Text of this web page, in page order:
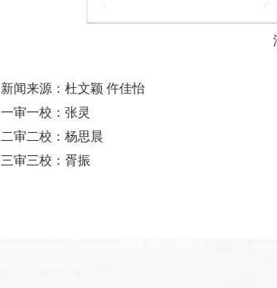
新闻来源：杜文颖 仵佳怡
一审一校：张灵
二审二校：杨思晨
三审三校：胥振